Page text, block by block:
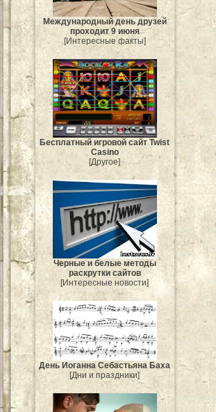
Международный день друзей
проходит 9 июня
[Интересные факты]
Бесплатный игровой сайт Twist
Casino
[Другое]
Черные и белые методы
раскрутки сайтов
[Интересные новости]
День Иоганна Себастьяна Баха
[Дни и праздники]